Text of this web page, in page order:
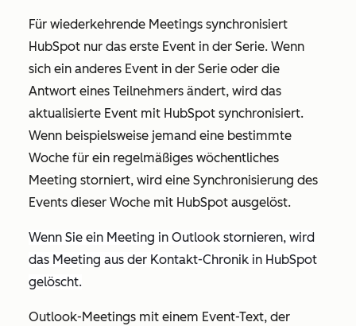
Für wiederkehrende Meetings synchronisiert
HubSpot nur das erste Event in der Serie. Wenn
sich ein anderes Event in der Serie oder die
Antwort eines Teilnehmers ändert, wird das
aktualisierte Event mit HubSpot synchronisiert.
Wenn beispielsweise jemand eine bestimmte
Woche für ein regelmäßiges wöchentliches
Meeting storniert, wird eine Synchronisierung des
Events dieser Woche mit HubSpot ausgelöst.
Wenn Sie ein Meeting in Outlook stornieren, wird
das Meeting aus der Kontakt-Chronik in HubSpot
gelöscht.
Outlook-Meetings mit einem Event-Text, der